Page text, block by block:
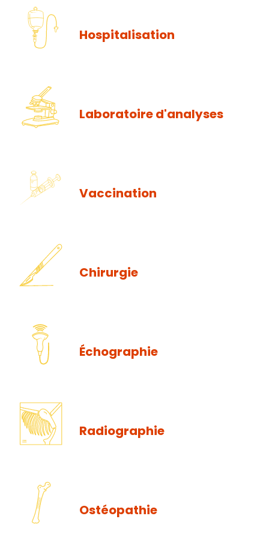
Hospitalisation
Laboratoire d'analyses
Vaccination
Chirurgie
Échographie
Radiographie
Ostéopathie